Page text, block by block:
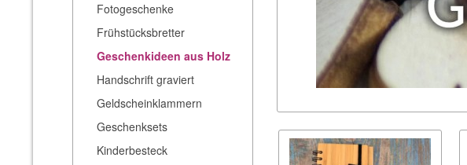
Fotogeschenke
Frühstücksbretter
Geschenkideen aus Holz
Handschrift graviert
Geldscheinklammern
Geschenksets
Kinderbesteck